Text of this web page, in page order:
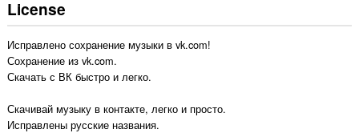
License
Исправлено сохранение музыки в vk.com!
Сохранение из vk.com.
Скачать с ВК быстро и легко.
Скачивай музыку в контакте, легко и просто.
Исправлены русские названия.